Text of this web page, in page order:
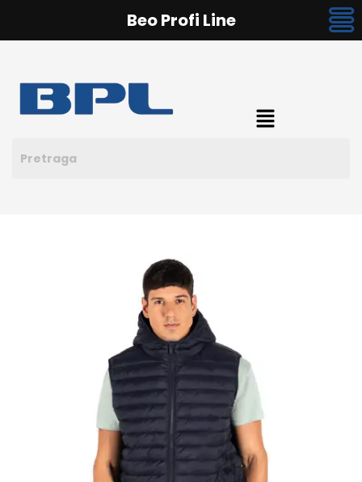
Beo Profi Line